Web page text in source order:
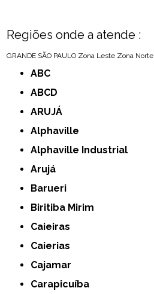
Regiões onde a atende :
GRANDE SÃO PAULO Zona Leste Zona Norte
ABC
ABCD
ARUJÁ
Alphaville
Alphaville Industrial
Arujá
Barueri
Biritiba Mirim
Caieiras
Caierias
Cajamar
Carapicuíba